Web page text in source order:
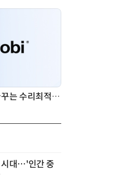
AI 시대의 의사결정을 바꾸는 수리최적화(Optimization): 실제 산업 적용 사례와 활용 전략
시대…'인간 중